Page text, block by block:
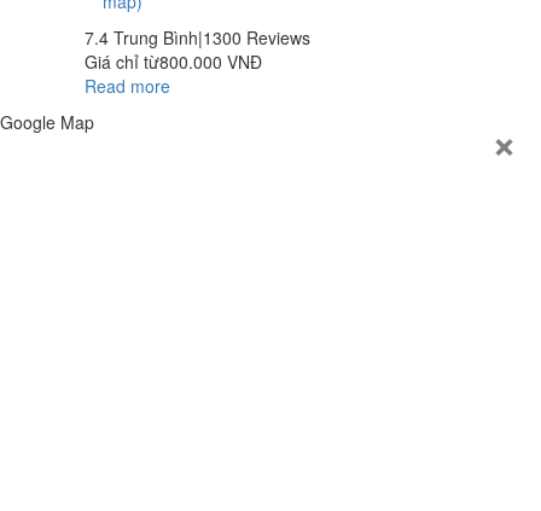
7.4 Trung Bình|1300 Reviews
Giá chỉ từ800.000 VNĐ
Read more
Google Map
×